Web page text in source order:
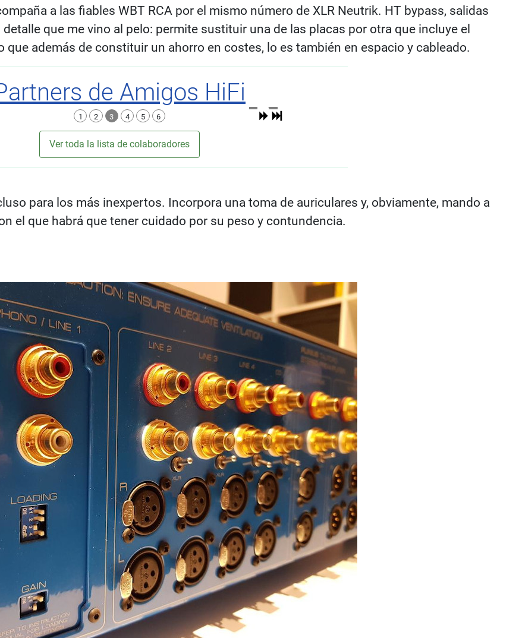
a las fiables WBT RCA por el mismo número de XLR Neutrik. HT bypass, salidas
que me vino al pelo: permite sustituir una de las placas por otra que incluye el
que además de constituir un ahorro en costes, lo es también en espacio y cableado.
de Amigos HiFi
1 2 3 4 5 6
Ver toda la lista de colaboradores
para los más inexpertos. Incorpora una toma de auriculares y, obviamente, mando a
el que habrá que tener cuidado por su peso y contundencia.